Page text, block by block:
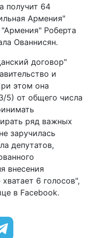
получит 64
Армения"
Роберта
Ованнисян.
договор"
и
этом она
5) от общего числа
ряд важных
заручилась
депутатов,
внесения
6 голосов",
в Facebook.